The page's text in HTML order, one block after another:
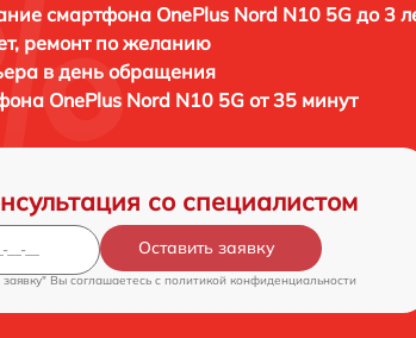
смартфона OnePlus Nord N10 5G до 3
ремонт по желанию
в день обращения
OnePlus Nord N10 5G от 35 минут
со специалистом
Оставить заявку
Вы соглашаетесь c политикой конфиденциальности